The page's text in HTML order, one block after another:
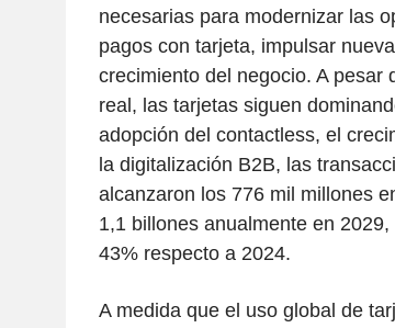
necesarias para modernizar las
pagos con tarjeta, impulsar
crecimiento del negocio. A pesar
real, las tarjetas siguen
adopción del contactless, el
la digitalización B2B, las
alcanzaron los 776 mil millones
1,1 billones anualmente en
43% respecto a 2024.
A medida que el uso global de